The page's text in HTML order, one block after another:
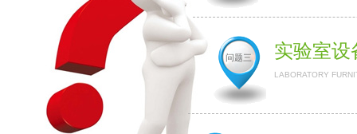
问题三 实验室设
LABORATORY